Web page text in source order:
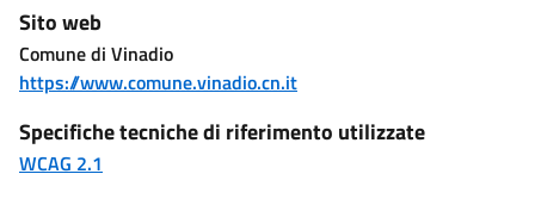
Sito web
Comune di Vinadio
https://www.comune.vinadio.cn.it
Specifiche tecniche di riferimento utilizzate
WCAG 2.1